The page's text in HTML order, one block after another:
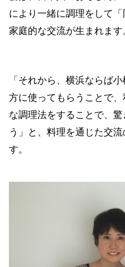
により一緒に調理をして「
家庭的な交流が生まれます
「それから、横浜ならば
方に使ってもらうことで
な調理法をすることで、
う」と、料理を通じた交
す。